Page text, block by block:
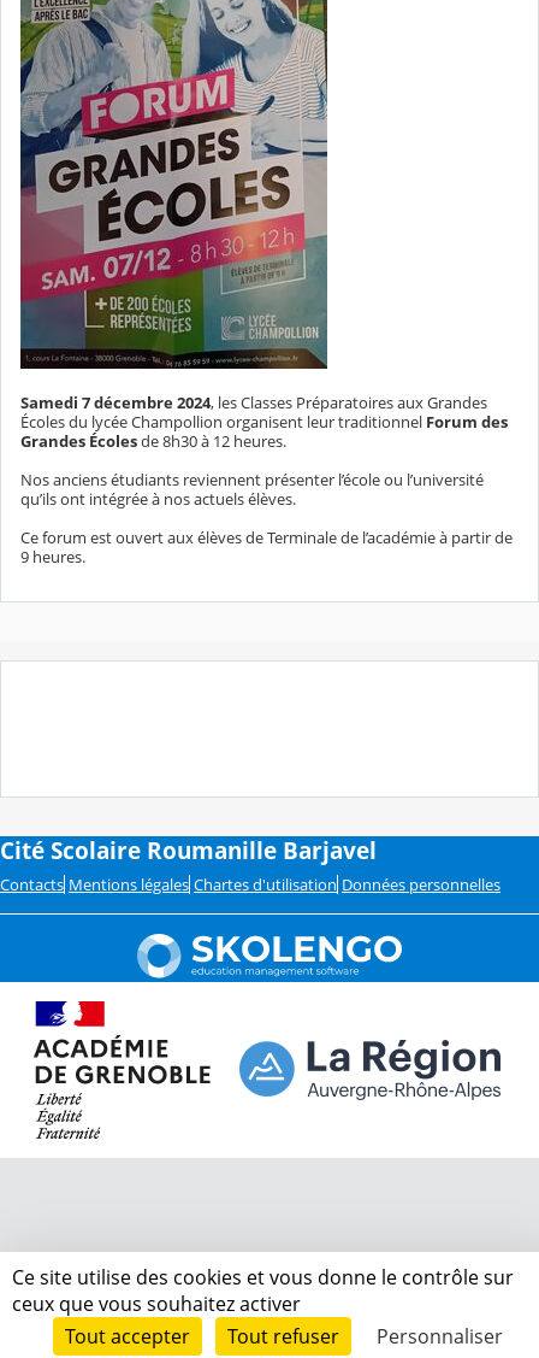
Samedi 7 décembre 2024, les Classes Préparatoires aux Grandes
Écoles du lycée Champollion organisent leur traditionnel Forum des
Grandes Écolesde 8h30 à 12 heures.
Nos anciens étudiants reviennent présenter l’école ou l’université
qu’ils ont intégrée à nos actuels élèves.
Ce forum est ouvert aux élèves de Terminale de l’académie à partir de
9 heures.
Cité Scolaire Roumanille Barjavel
Contacts Mentions légales Chartes d'utilisation Données personnelles
Ce site utilise des cookies et vous donne le contrôle sur
ceux que vous souhaitez activer
Tout accepter
Tout refuser Personnaliser